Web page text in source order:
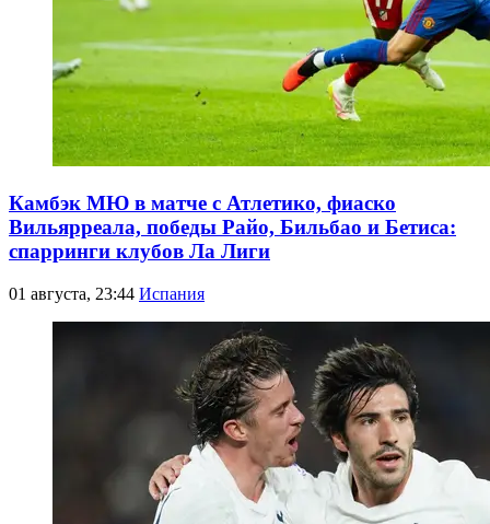
Камбэк МЮ в матче с Атлетико, фиаско
Вильярреала, победы Райо, Бильбао и Бетиса:
спарринги клубов Ла Лиги
01 августа, 23:44 Испания